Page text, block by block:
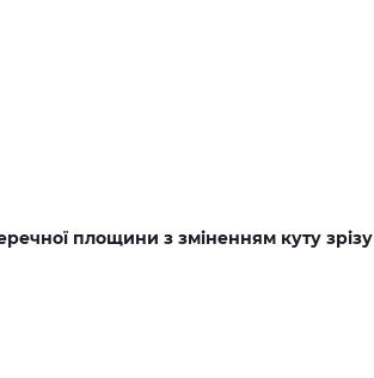
площини з зміненням куту зрізу